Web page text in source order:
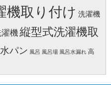
機取り付け 洗濯機
機縦型式洗濯機取
パン 風呂 風呂場 風呂水漏れ 高